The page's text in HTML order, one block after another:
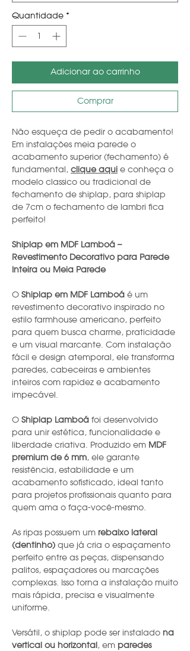
Quantidade *
Adicionar ao carrinho
Comprar
Não esqueça de pedir o acabamento!
Em instalações meia parede o
acabamento superior (fechamento) é
fundamental, clique aqui e conheça o
modelo classico ou tradicional de
fechamento de shiplap, para shiplap
de 7cm o fechamento de lambri fica
perfeito!
Shiplap em MDF Lamboá –
Revestimento Decorativo para Parede
Inteira ou Meia Parede
O Shiplap em MDF Lamboá é um
revestimento decorativo inspirado no
estilo farmhouse americano, perfeito
para quem busca charme, praticidade
e um visual marcante. Com instalação
fácil e design atemporal, ele transforma
paredes, cabeceiras e ambientes
inteiros com rapidez e acabamento
impecável.
O Shiplap Lamboá foi desenvolvido
para unir estética, funcionalidade e
liberdade criativa. Produzido em MDF
premium de 6 mm, ele garante
resistência, estabilidade e um
acabamento sofisticado, ideal tanto
para projetos profissionais quanto para
quem ama o faça-você-mesmo.
As ripas possuem um rebaixo lateral
(dentinho) que já cria o espaçamento
perfeito entre as peças, dispensando
palitos, espaçadores ou marcações
complexas. Isso torna a instalação muito
mais rápida, precisa e visualmente
uniforme.
Versátil, o shiplap pode ser instalado na
vertical ou horizontal , em paredes